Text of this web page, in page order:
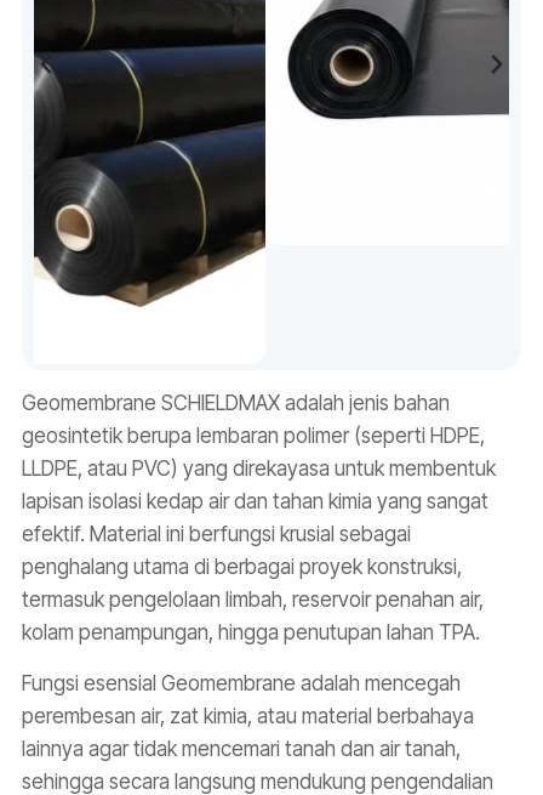
Geomembrane SCHIELDMAX adalah jenis bahan
geosintetik berupa lembaran polimer (seperti HDPE,
LLDPE, atau PVC) yang direkayasa untuk membentuk
lapisan isolasi kedap air dan tahan kimia yang sangat
efektif. Material ini berfungsi krusial sebagai
penghalang utama di berbagai proyek konstruksi,
termasuk pengelolaan limbah, reservoir penahan air,
kolam penampungan, hingga penutupan lahan TPA.
Fungsi esensial Geomembrane adalah mencegah
perembesan air, zat kimia, atau material berbahaya
lainnya agar tidak mencemari tanah dan air tanah,
sehingga secara langsung mendukung pengendalian